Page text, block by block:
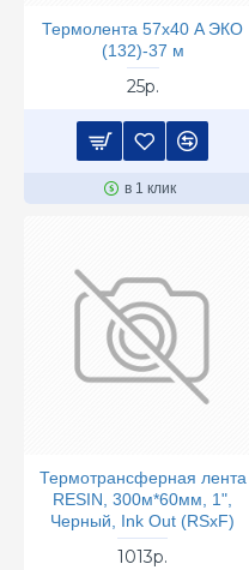
Термолента 57х40 A ЭКО
(132)-37 м
25р.
в 1 клик
Термотрансферная лента
RESIN, 300м*60мм, 1",
Черный, Ink Out (RSxF)
1013р.